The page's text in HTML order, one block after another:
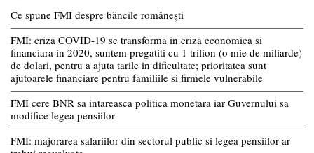
Ce spune FMI despre băncile românești
FMI: criza COVID-19 se transforma in criza economica si
financiara in 2020, suntem pregatiti cu 1 trilion (o mie de miliarde)
de dolari, pentru a ajuta tarile in dificultate; prioritatea sunt
ajutoarele financiare pentru familiile si firmele vulnerabile
FMI cere BNR sa intareasca politica monetara iar Guvernului sa
modifice legea pensiilor
FMI: majorarea salariilor din sectorul public si legea pensiilor ar